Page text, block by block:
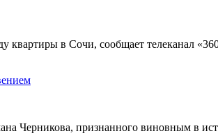
квартиры в Сочи, сообщает телеканал
Черникова, признанного виновным в